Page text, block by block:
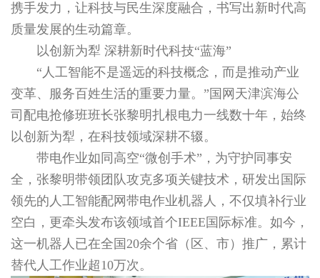
携手发力，让科技与民生深度融合，书写出新时代高
质量发展的生动篇章。
以创新为犁 深耕新时代科技“蓝海”
“人工智能不是遥远的科技概念，而是推动产业
变革、服务百姓生活的重要力量。”国网天津滨海公
司配电抢修班班长张黎明扎根电力一线数十年，始终
以创新为犁，在科技领域深耕不辍。
带电作业如同高空“微创手术”，为守护同事安
全，张黎明带领团队攻克多项关键技术，研发出国际
领先的人工智能配网带电作业机器人，不仅填补行业
空白，更牵头发布该领域首个IEEE国际标准。如今，
这一机器人已在全国20余个省（区、市）推广，累计
替代人工作业超10万次。